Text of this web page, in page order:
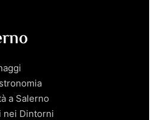
a Salerno
nei Dintorni